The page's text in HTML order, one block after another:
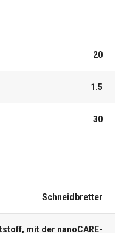
20
1.5
30
Schneidbretter
mit der nanoCARE-